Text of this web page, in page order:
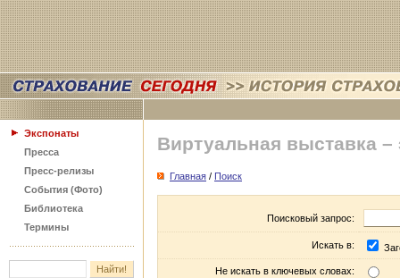
Экспонаты
Пресса
Пресс-релизы
События (Фото)
Библиотека
Термины
Виртуальная выставка –
Главная / Поиск
Поисковый запрос:
Искать в:
Не искать в ключевых словах: